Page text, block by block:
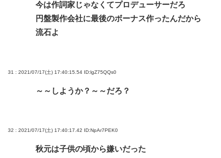
今は作詞家じゃなくてプロデューサーだろ
円盤製作会社に最後のボーナス作ったんだから
流石よ
31 : 2021/07/17(土) 17:40:15.54 ID:lgZ75QQs0
～～しようか？～～だろ？
32 : 2021/07/17(土) 17:40:17.42 ID:NpAr7PEK0
秋元は子供の頃から嫌いだった